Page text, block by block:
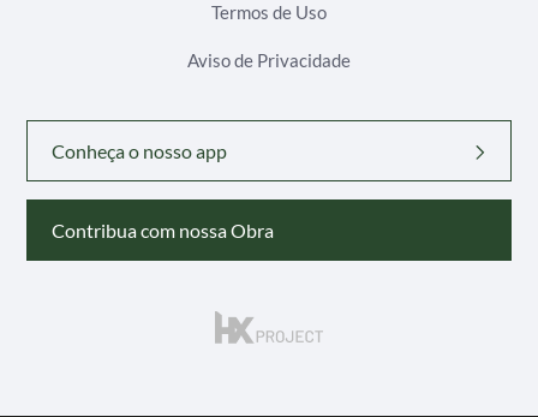
Termos de Uso
Aviso de Privacidade
Conheça o nosso app
Contribua com nossa Obra